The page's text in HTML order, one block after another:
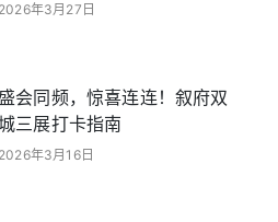
2026年3月27日
会同频，惊喜连连！叙府双
三展打卡指南
2026年3月16日